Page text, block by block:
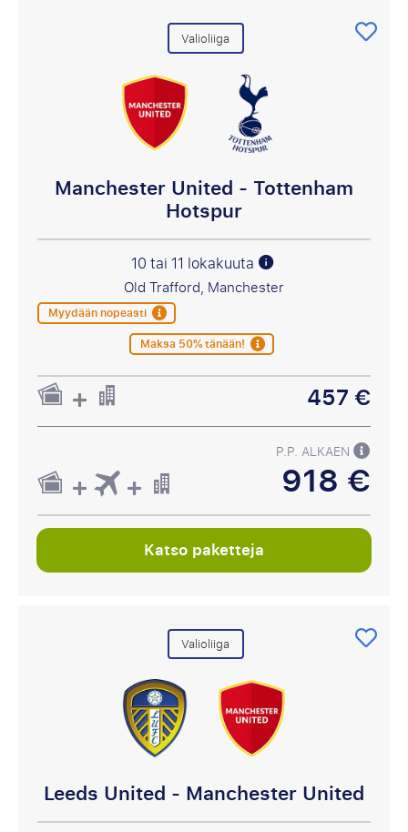
Valioliiga
Manchester United - Tottenham
Hotspur
10 tai 11 lokakuuta
Old Trafford, Manchester
Myydään nopeasti
Maksa 50% tänään!
457 €
P.P. ALKAEN
918 €
Katso paketteja
Valioliiga
Leeds United - Manchester United